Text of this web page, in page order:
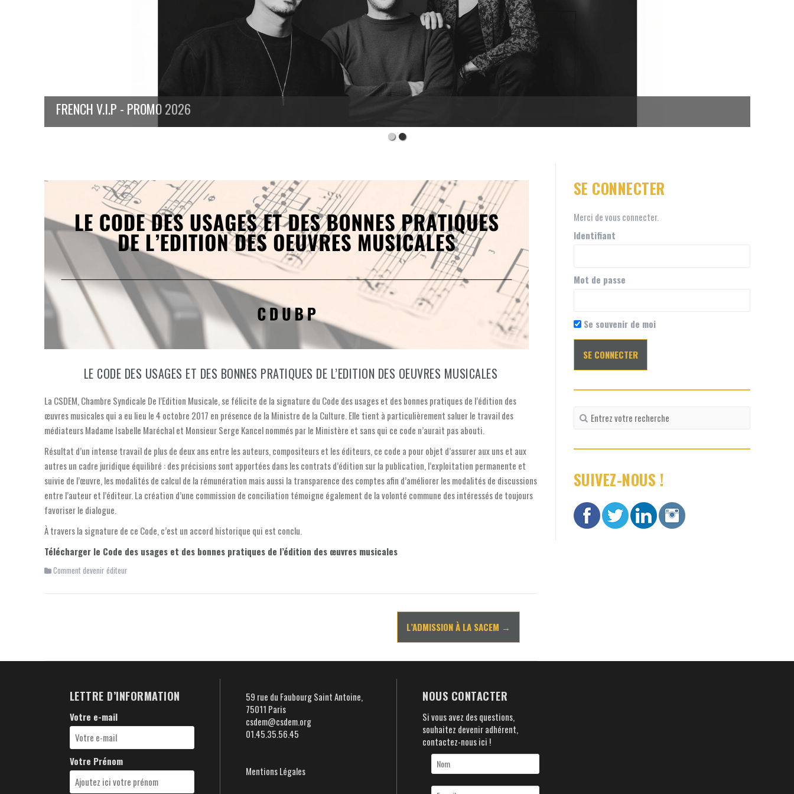
FRENCH V.I.P - PROMO 2026
LE CODE DES USAGES ET DES BONNES PRATIQUES DE L’EDITION DES OEUVRES MUSICALES
La CSDEM, Chambre Syndicale De l’Edition Musicale, se félicite de la signature du Code des usages et des bonnes pratiques de l’édition des
œuvres musicales qui a eu lieu le 4 octobre 2017 en présence de la Ministre de la Culture. Elle tient à particulièrement saluer le travail des
médiateurs Madame Isabelle Maréchal et Monsieur Serge Kancel nommés par le Ministère et sans qui ce code n’aurait pas abouti.
Résultat d’un intense travail de plus de deux ans entre les auteurs, compositeurs et les éditeurs, ce code a pour objet d’assurer aux uns et aux
autres un cadre juridique équilibré : des précisions sont apportées dans les contrats d’édition sur la publication, l’exploitation permanente et
suivie de l’œuvre, les modalités de calcul de la rémunération mais aussi la transparence des comptes afin d’améliorer les modalités de discussions
entre l’auteur et l’éditeur. La création d’une commission de conciliation témoigne également de la volonté commune des intéressés de toujours
favoriser le dialogue.
À travers la signature de ce Code, c’est un accord historique qui est conclu.
Télécharger le Code des usages et des bonnes pratiques de l’édition des œuvres musicales
Comment devenir éditeur
L’ADMISSION À LA SACEM →
SE CONNECTER
Merci de vous connecter.
Identifiant
Mot de passe
Se souvenir de moi
Recherche
pour
SUIVEZ-NOUS !
LETTRE D’INFORMATION
Votre e-mail
Votre Prénom
59 rue du Faubourg Saint Antoine,
75011 Paris
csdem@csdem.org
01.45.35.56.45
Mentions Légales
NOUS CONTACTER
Si vous avez des questions,
souhaitez devenir adhérent,
contactez-nous ici !